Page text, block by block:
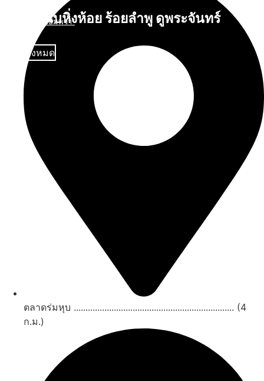
นับหิ่งห้อย ร้อยลำพู ดูพระจันทร์
ตลาดร่มหุบ .................................................................... (4
ก.ม.)
"ตลาดน้ำอัมพวา"
ดูทั้งหมด